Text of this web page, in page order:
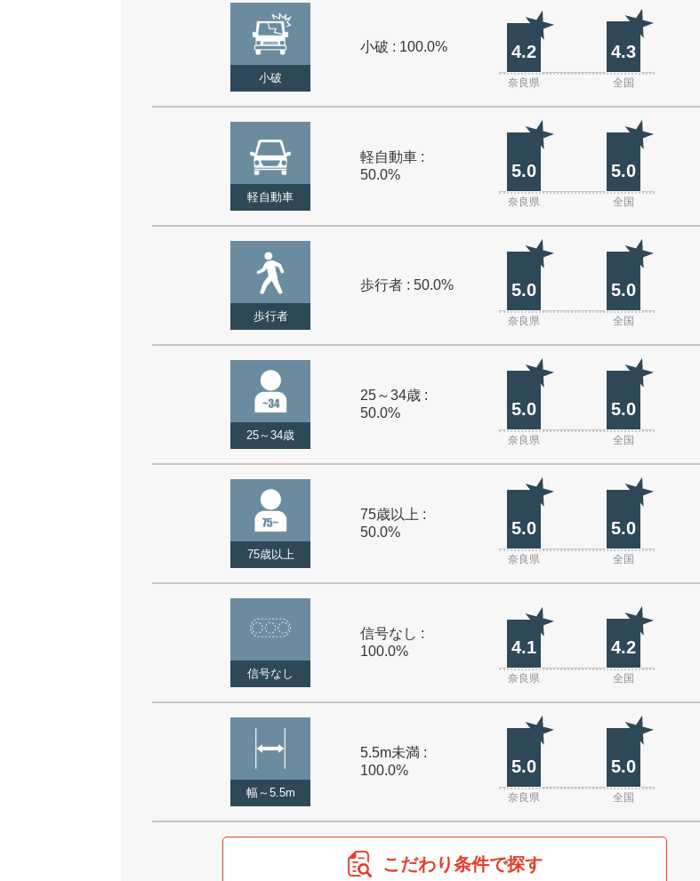
小破
小破 : 100.0% 4.2 4.3
奈良県 全国
軽自動車
軽自動車 :
50.0%
5.0 5.0
奈良県 全国
歩行者
歩行者 : 50.0% 5.0 5.0
奈良県 全国
25～34歳
25～34歳 :
50.0%
5.0 5.0
奈良県 全国
75歳以上
75歳以上 :
50.0%
5.0 5.0
奈良県 全国
信号なし
信号なし :
100.0%
4.1 4.2
奈良県 全国
幅～5.5m
5.5m未満 :
100.0%
5.0 5.0
奈良県 全国
こだわり条件で探す